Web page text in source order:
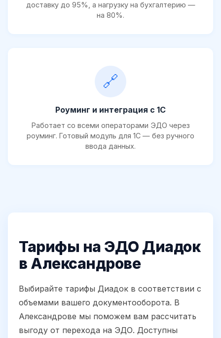
доставку до 95%, а нагрузку на бухгалтерию —
на 80%.
🔗
Роуминг и интеграция с 1С
Работает со всеми операторами ЭДО через
роуминг. Готовый модуль для 1С — без ручного
ввода данных.
Тарифы на ЭДО Диадок
в Александрове
Выбирайте тарифы Диадок в соответствии с
объемами вашего документооборота. В
Александрове мы поможем вам рассчитать
выгоду от перехода на ЭДО. Доступны